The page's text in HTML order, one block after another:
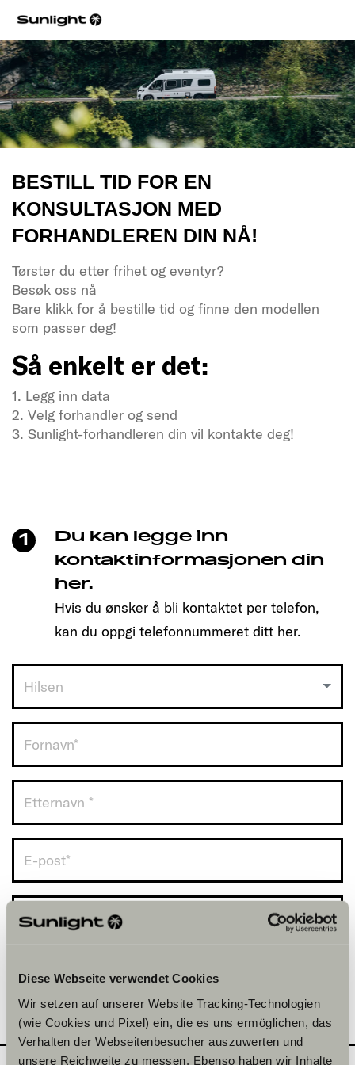
Diese Webseite verwendet Cookies
Wir setzen auf unserer Website Tracking-Technologien
(wie Cookies und Pixel) ein, die es uns ermöglichen, das
Verhalten der Webseitenbesucher auszuwerten und
unsere Reichweite zu messen. Ebenso haben wir Inhalte
BESTILL TID FOR EN
KONSULTASJON MED
FORHANDLEREN DIN NÅ!
Tørster du etter frihet og eventyr?
Besøk oss nå
Bare klikk for å bestille tid og finne den modellen
som passer deg!
Så enkelt er det:
1. Legg inn data
2. Velg forhandler og send
3. Sunlight-forhandleren din vil kontakte deg!
Så enkelt er det:
1. Legg inn data
2. Velg forhandler og send
3. Sunlight-forhandleren din vil kontakte deg!
1
Du kan legge inn
kontaktinformasjonen din
her.
Hvis du ønsker å bli kontaktet per telefon,
kan du oppgi telefonnummeret ditt her.
Hilsen
Norge (+47)